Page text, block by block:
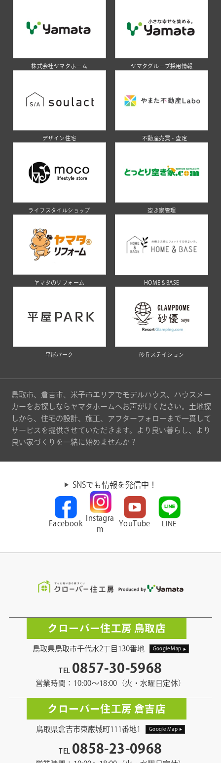
株式会社ヤマタホーム ヤマタグループ採用情報
デザイン住宅 不動産売買・査定
ライフスタイルショップ 空き家管理
ヤマタのリフォーム HOME＆BASE
平屋パーク 砂丘ステイション
鳥取市、倉吉市、米子市エリアでモデルハウス、ハウスメー
カーをお探しならヤマタホームへお声がけください。土地探
しから、住宅の設計、施工、アフターフォローまで一貫して
サービスを提供させていただきます。より良い暮らし、より
良い家づくりを一緒に始めませんか？
SNSでも情報を発信中！
Facebook
Instagra
m
YouTube LINE
クローバー住工房 鳥取店
鳥取県鳥取市千代水2丁目130番地 Google Map
TEL 0857-30-5968
営業時間：10:00〜18:00（火・水曜日定休）
クローバー住工房 倉吉店
鳥取県倉吉市東巌城町111番地1 Google Map
TEL 0858-23-0968